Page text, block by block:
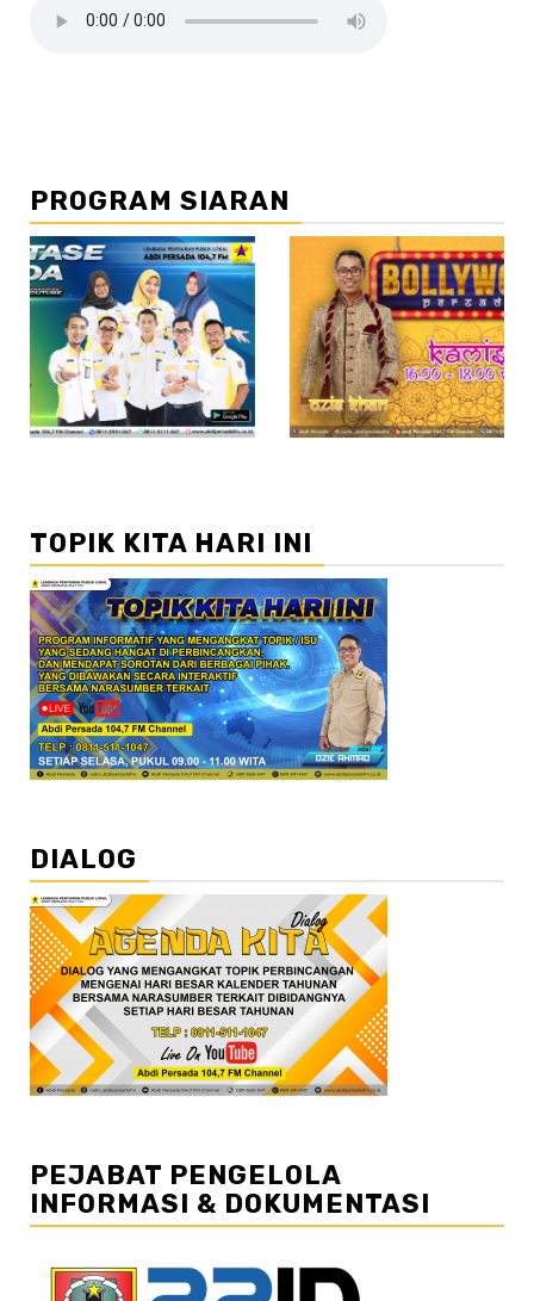
PROGRAM SIARAN
//2
TOPIK KITA HARI INI
DIALOG
PEJABAT PENGELOLA
INFORMASI & DOKUMENTASI